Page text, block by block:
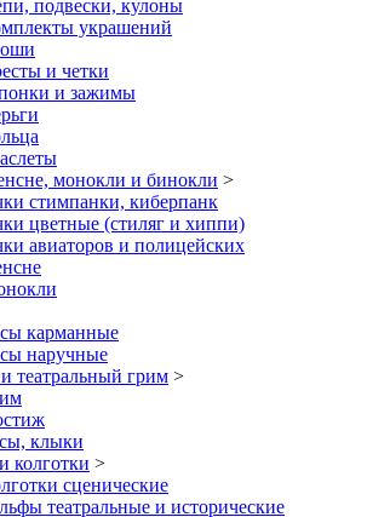
подвески, кулоны
украшений
и четки
и зажимы
монокли и бинокли >
стимпанки, киберпанк
цветные (стиляг и хиппи)
авиаторов и полицейских
карманные
наручные
театральный грим >
клыки
колготки >
сценические
театральные и исторические